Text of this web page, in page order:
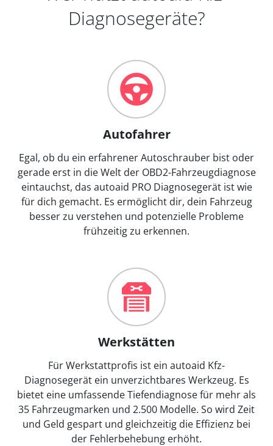
Diagnosegeräte?
Autofahrer
Egal, ob du ein erfahrener Autoschrauber bist oder
gerade erst in die Welt der OBD2-Fahrzeugdiagnose
eintauchst, das autoaid PRO Diagnosegerät ist wie
für dich gemacht. Es ermöglicht dir, dein Fahrzeug
besser zu verstehen und potenzielle Probleme
frühzeitig zu erkennen.
Werkstätten
Für Werkstattprofis ist ein autoaid Kfz-
Diagnosegerät ein unverzichtbares Werkzeug. Es
bietet eine umfassende Tiefendiagnose für mehr als
35 Fahrzeugmarken und 2.500 Modelle. So wird Zeit
und Geld gespart und gleichzeitig die Effizienz bei
der Fehlerbehebung erhöht.